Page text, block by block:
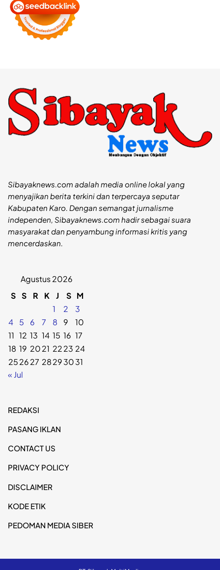
Sibayaknews.com adalah media online lokal yang
menyajikan berita terkini dan terpercaya seputar
Kabupaten Karo. Dengan semangat jurnalisme
independen, Sibayaknews.com hadir sebagai suara
masyarakat dan penyambung informasi kritis yang
mencerdaskan.
Agustus 2026
S S R K J S M
1
2
3
4
5 6 7 8 9
10
11 12 13 14 15 16 17
18 19 2021 2223 24
252627 28293031
« Jul
REDAKSI
PASANG IKLAN
CONTACT US
PRIVACY POLICY
DISCLAIMER
KODE ETIK
PEDOMAN MEDIA SIBER